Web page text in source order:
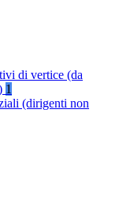
di vertice (da
1
(dirigenti non